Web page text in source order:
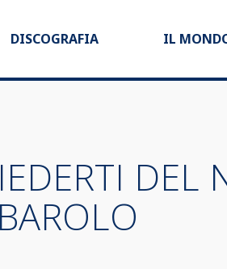
DISCOGRAFIA IL
DEL